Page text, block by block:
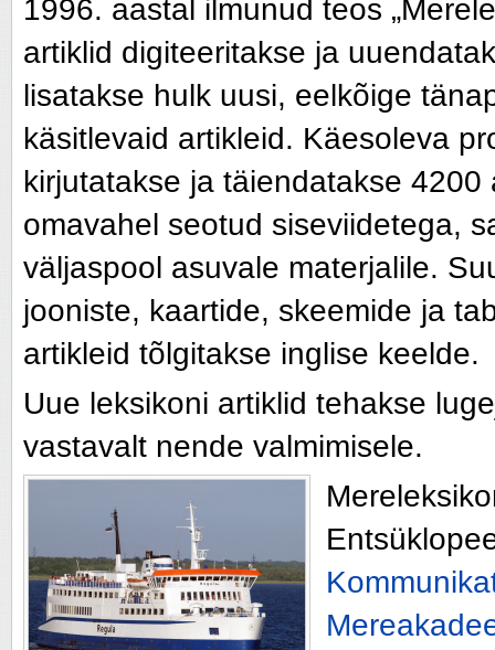
1996. aastal ilmunud teos
artiklid digiteeritakse ja
lisatakse hulk uusi, eelkõige
käsitlevaid artikleid. Käesoleva
kirjutatakse ja täiendatakse 4200
omavahel seotud siseviidetega,
väljaspool asuvale materjalile.
jooniste, kaartide, skeemide ja
artikleid tõlgitakse inglise keelde.
Uue leksikoni artiklid tehakse
vastavalt nende valmimisele.